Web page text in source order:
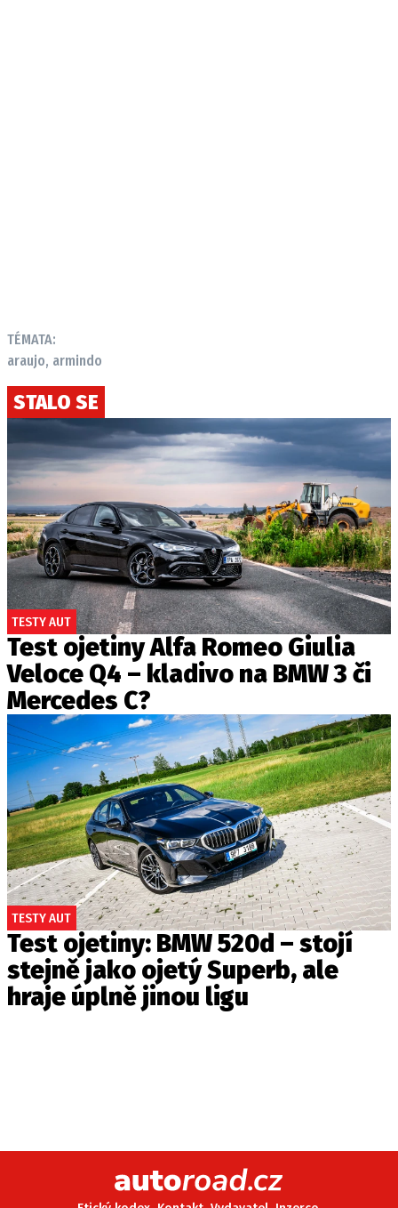
TÉMATA:
araujo, armindo
STALO SE
TESTY AUT
Test ojetiny Alfa Romeo Giulia
Veloce Q4 – kladivo na BMW 3 či
Mercedes C?
TESTY AUT
Test ojetiny: BMW 520d – stojí
stejně jako ojetý Superb, ale
hraje úplně jinou ligu